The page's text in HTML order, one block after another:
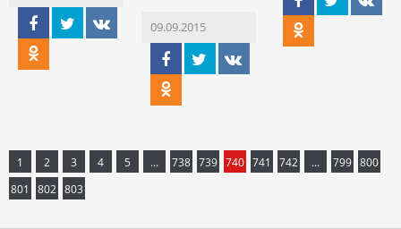
09.09.2015
1 2 3 4 5 ... 738 739 740 741 742 ... 799 800
801
802 803